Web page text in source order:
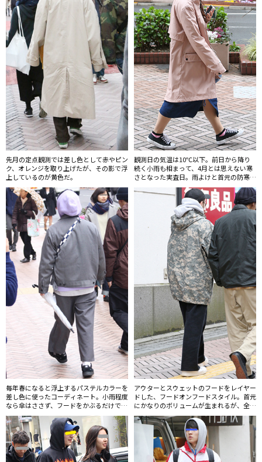
先月の定点観測では差し色として赤やピン
ク、オレンジを取り上げたが、その影で浮
上しているのが黄色だ。
観測日の気温は10℃以下。前日から降り
続く小雨も相まって、4月とは思えない寒
さとなった実査日。雨よけと首元の防寒を
兼ねてフードをかぶっていた人も多かっ
た。
毎年春になると浮上するパステルカラーを
差し色に使ったコーディネート。小雨程度
なら傘はささず、フードをかぶるだけで済
ませてしまう人も。
アウターとスウェットのフードをレイヤー
ドした、フードオンフードスタイル。首元
にかなりのボリュームが生まれるが、全体
的にゆったりとしたシルエットのためすっ
きりして見える。